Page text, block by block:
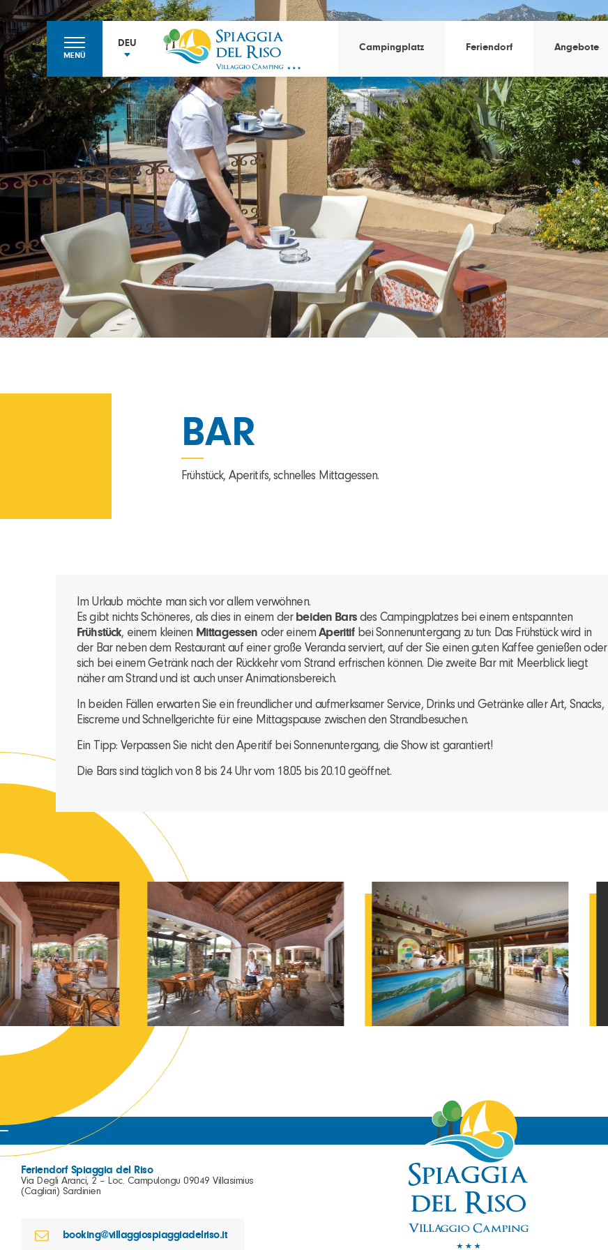
MENÜ
DEU
ENG
FRA
DEU
Campingplatz Feriendorf Angebote
BAR
Frühstück, Aperitifs, schnelles Mittagessen.
Im Urlaub möchte man sich vor allem verwöhnen.
Es gibt nichts Schöneres, als dies in einem der beiden Barsdes Campingplatzes bei einem entspannten
Frühstück, einem kleinen Mittagessen oder einemAperitifbei Sonnenuntergang zu tun: Das Frühstück wird in
der Bar neben dem Restaurant auf einer große Veranda serviert, auf der Sie einen guten Kaffee genießen oder
sich bei einem Getränk nach der Rückkehr vom Strand erfrischen können. Die zweite Bar mit Meerblick liegt
näher am Strand und ist auch unser Animationsbereich.
In beiden Fällen erwarten Sie ein freundlicher und aufmerksamer Service, Drinks und Getränke aller Art, Snacks,
Eiscreme und Schnellgerichte für eine Mittagspause zwischen den Strandbesuchen.
Ein Tipp: Verpassen Sie nicht den Aperitif bei Sonnenuntergang, die Show ist garantiert!
Die Bars sind täglich von 8 bis 24 Uhr vom 18.05 bis 20.10 geöffnet.
Feriendorf Spiaggia del Riso
Via Degli Aranci, 2 – Loc. Campulongu 09049 Villasimius
(Cagliari) Sardinien
booking@villaggiospiaggiadelriso.it